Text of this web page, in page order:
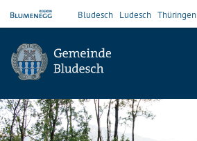
Bludesch Ludesch Thüringen